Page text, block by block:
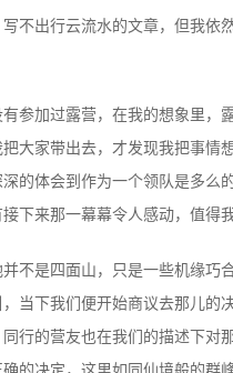
不出行云流水的文章，但我依
参加过露营，在我的想象里，
大家带出去，才发现我把事情
的体会到作为一个领队是多么
下来那一幕幕令人感动，值得
不是四面山，只是一些机缘巧
当下我们便开始商议去那儿的
行的营友也在我们的描述下对